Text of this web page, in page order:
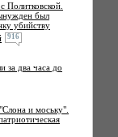
Политковской.
был
убийству
916
за два часа до
и моську".